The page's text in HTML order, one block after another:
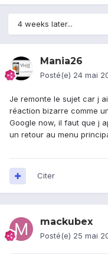
4 weeks later...
Mania26
Posté(e) 24 mai
Je remonte le sujet car j
réaction bizarre comme
Google now, il faut que j
un retour au menu
Citer
mackubex
Posté(e) 25 mai